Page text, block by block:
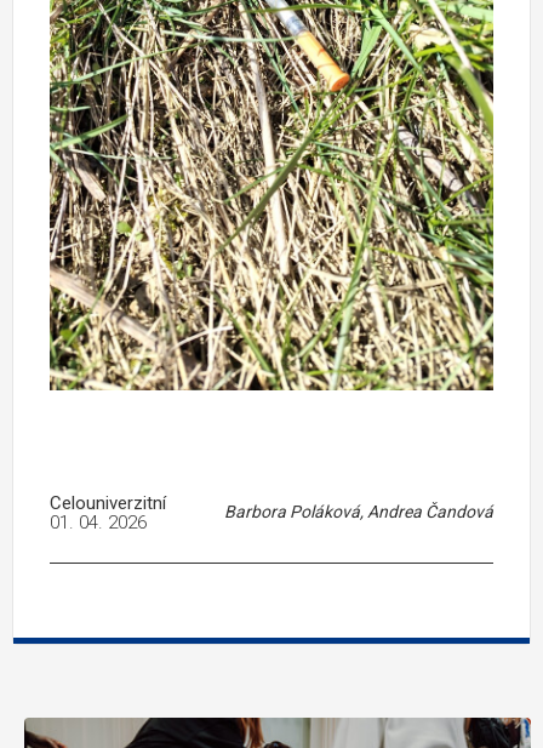
Celouniverzitní Barbora Poláková, Andrea Čandová
01. 04. 2026